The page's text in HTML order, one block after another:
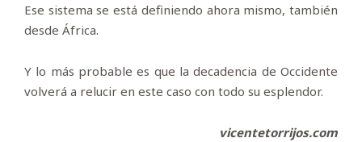
Ese sistema se está definiendo ahora mismo, también
desde África.
Y lo más probable es que la decadencia de Occidente
volverá a relucir en este caso con todo su esplendor.
vicentetorrijos.com